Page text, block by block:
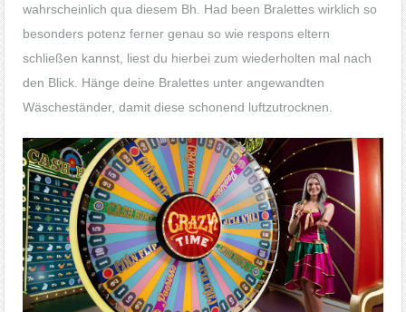
wahrscheinlich qua diesem Bh. Had been Bralettes wirklich so
besonders potenz ferner genau so wie respons eltern
schließen kannst, liest du hierbei zum wiederholten mal nach
den Blick. Hänge deine Bralettes unter angewandten
Wäscheständer, damit diese schonend luftzutrocknen.